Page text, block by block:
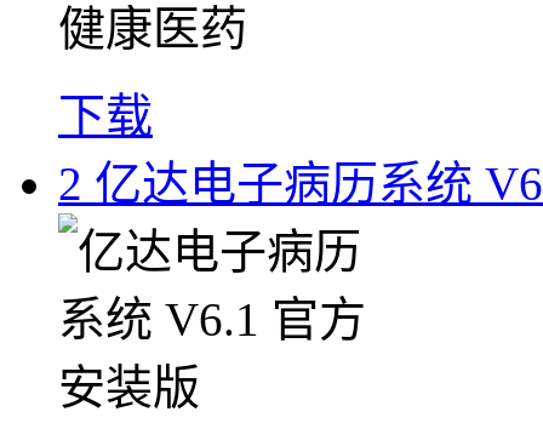
健康医药
下载
2 亿达电子病历系统